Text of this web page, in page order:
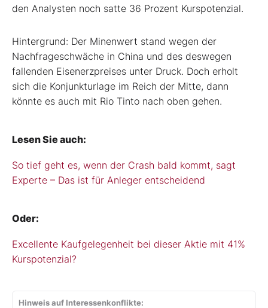
den Analysten noch satte 36 Prozent Kurspotenzial.
Hintergrund: Der Minenwert stand wegen der
Nachfrageschwäche in China und des deswegen
fallenden Eisenerzpreises unter Druck. Doch erholt
sich die Konjunkturlage im Reich der Mitte, dann
könnte es auch mit Rio Tinto nach oben gehen.
Lesen Sie auch:
So tief geht es, wenn der Crash bald kommt, sagt
Experte – Das ist für Anleger entscheidend
Oder:
Excellente Kaufgelegenheit bei dieser Aktie mit 41%
Kurspotenzial?
Hinweis auf Interessenkonflikte: